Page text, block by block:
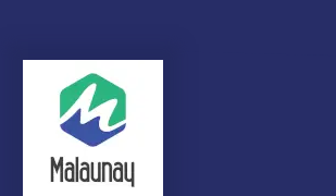
Droits et
démarches